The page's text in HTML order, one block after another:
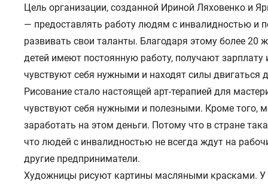
Цель организации, созданной Ириной Ляховенко и
— предоставлять работу людям с инвалидностью и
развивать свои таланты. Благодаря этому более 20
детей имеют постоянную работу, получают зарплату
чувствуют себя нужными и находят силы двигаться
Рисование стало настоящей арт-терапией для
чувствуют себя нужными и полезными. Кроме того,
заработать на этом деньги. Потому что в стране
что людей с инвалидностью не всегда ждут на
другие предприниматели.
Художницы рисуют картины масляными красками. У